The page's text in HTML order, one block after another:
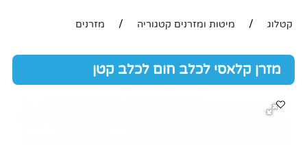
קטלוג / מיטות ומזרנים קטגוריה / מזרנים
מזרן קלאסי לכלב חום לכלב קטן